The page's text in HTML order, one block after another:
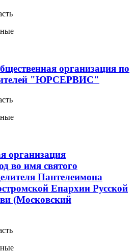
организация по
"ЮРСЕРВИС"
организация
во имя святого
Пантелеимона
Епархии Русской
(Московский